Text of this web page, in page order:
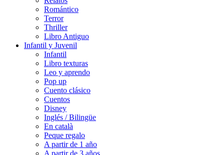
Romántico
Terror
Thriller
Libro Antiguo
Infantil y Juvenil
Infantil
Libro texturas
Leo y aprendo
Pop up
Cuento clásico
Cuentos
Disney
Inglés / Bilingüe
En català
Peque regalo
A partir de 1 año
A partir de 3 años